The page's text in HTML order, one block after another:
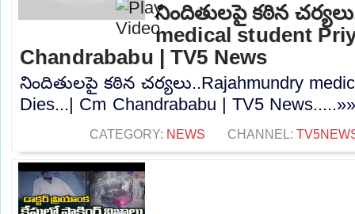
నిందితులపై కఠిన
medical student
Chandrababu | TV5 News
నిందితులపై కఠిన చర్యలు..Rajahmundry
Dies...| Cm Chandrababu | TV5
CATEGORY: NEWS CHANNEL: